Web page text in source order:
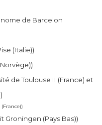
de Barcelon
(Italie))
de Toulouse II (France) et
Groningen (Pays Bas))